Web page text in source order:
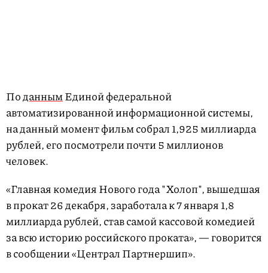
ПоданнымЕдиной федеральной
автоматизированной информационной системы,
на данный момент фильм собрал 1,925 миллиарда
рублей, его посмотрели почти 5 миллионов
человек.
«Главная комедия Нового года "Холоп", вышедшая
в прокат 26 декабря, заработала к 7 января 1,8
миллиарда рублей, став самой кассовой комедией
за всю историю российского проката», — говорится
в сообщении «Централ Партнершип».